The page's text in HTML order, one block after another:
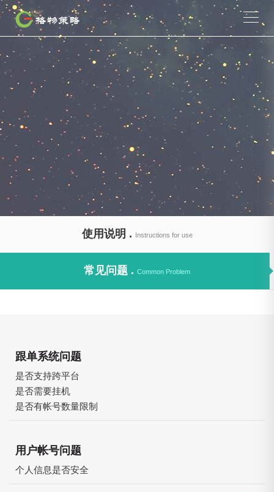
使用说明 . Instructions for use
常见问题 . Common Problem
跟单系统问题
是否支持跨平台
是否需要挂机
是否有帐号数量限制
用户帐号问题
个人信息是否安全